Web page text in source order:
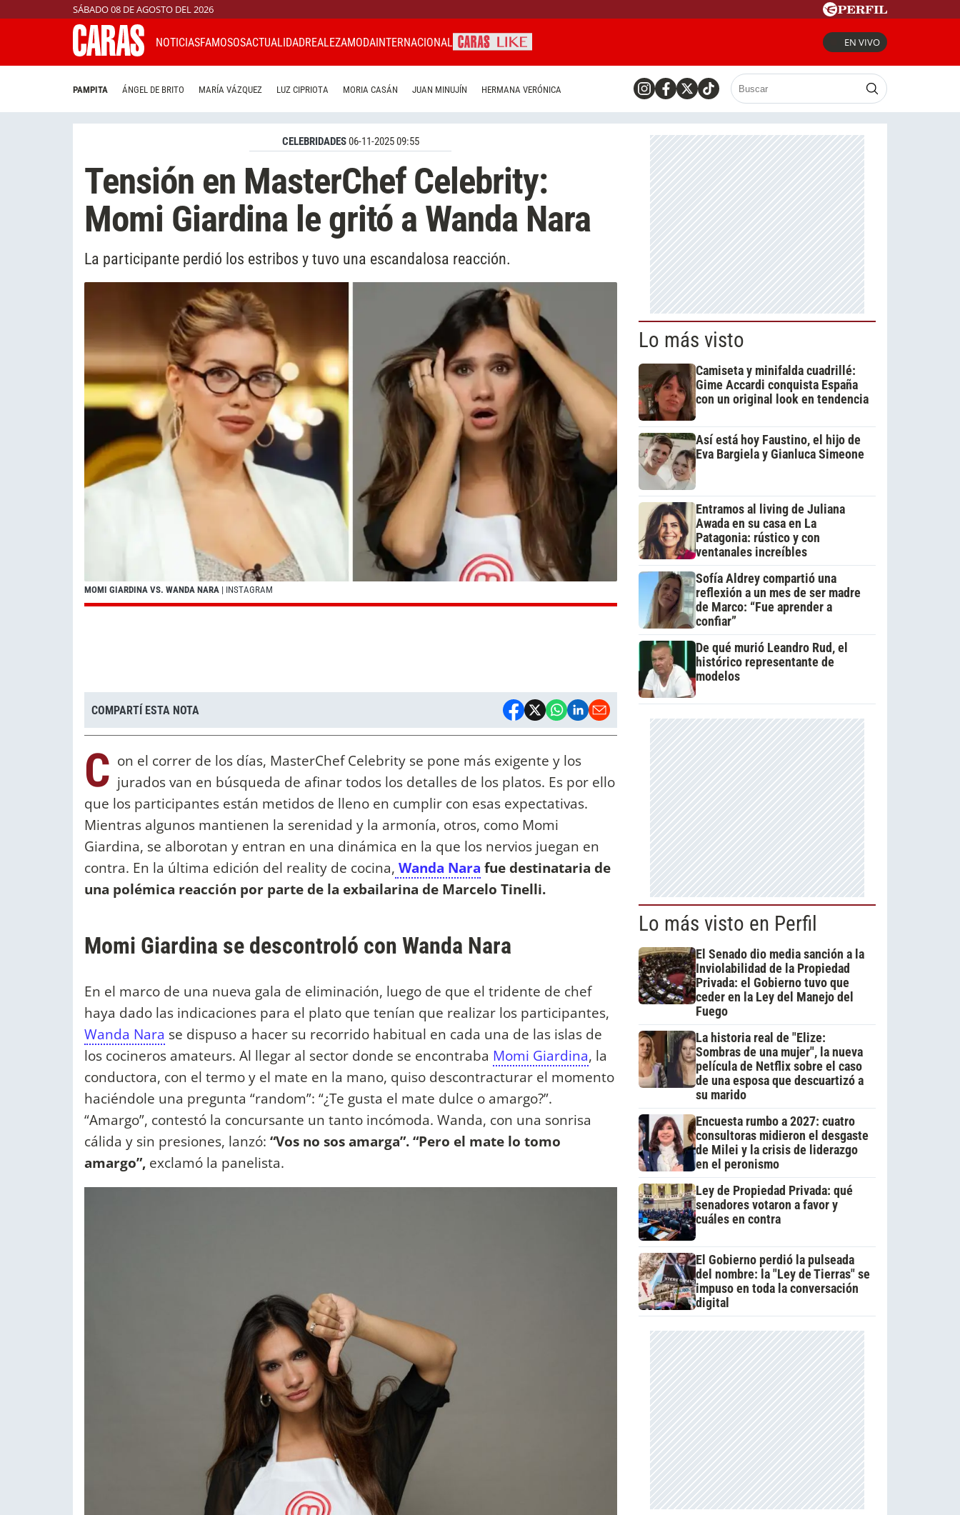
SÁBADO 08 DE AGOSTO DEL 2026
NOTICIASFAMOSOSACTUALIDADREALEZAMODAINTERNACIONAL EN VIVO
PAMPITA ÁNGEL DE BRITO MARÍA VÁZQUEZ LUZ CIPRIOTA MORIA CASÁN JUAN MINUJÍN HERMANA VERÓNICA
CELEBRIDADES06-11-2025 09:55
Tensión en MasterChef Celebrity:
Momi Giardina le gritó a Wanda Nara
La participante perdió los estribos y tuvo una escandalosa reacción.
MOMI GIARDINA VS. WANDA NARA | INSTAGRAM
COMPARTÍ ESTA NOTA
C on el correr de los días, MasterChef Celebrity se pone más exigente y los
jurados van en búsqueda de afinar todos los detalles de los platos. Es por ello
que los participantes están metidos de lleno en cumplir con esas expectativas.
Mientras algunos mantienen la serenidad y la armonía, otros, como Momi
Giardina, se alborotan y entran en una dinámica en la que los nervios juegan en
contra. En la última edición del reality de cocina, Wanda Nara fue destinataria de
una polémica reacción por parte de la exbailarina de Marcelo Tinelli.
Momi Giardina se descontroló con Wanda Nara
En el marco de una nueva gala de eliminación, luego de que el tridente de chef
haya dado las indicaciones para el plato que tenían que realizar los participantes,
Wanda Nara se dispuso a hacer su recorrido habitual en cada una de las islas de
los cocineros amateurs. Al llegar al sector donde se encontraba Momi Giardina, la
conductora, con el termo y el mate en la mano, quiso descontracturar el momento
haciéndole una pregunta “random”: “¿Te gusta el mate dulce o amargo?”.
“Amargo”, contestó la concursante un tanto incómoda. Wanda, con una sonrisa
cálida y sin presiones, lanzó: “Vos no sos amarga”. “Pero el mate lo tomo
amargo”, exclamó la panelista.
Lo más visto
Camiseta y minifalda cuadrillé:
Gime Accardi conquista España
con un original look en tendencia
Así está hoy Faustino, el hijo de
Eva Bargiela y Gianluca Simeone
Entramos al living de Juliana
Awada en su casa en La
Patagonia: rústico y con
ventanales increíbles
Sofía Aldrey compartió una
reflexión a un mes de ser madre
de Marco: “Fue aprender a
confiar”
De qué murió Leandro Rud, el
histórico representante de
modelos
Lo más visto en Perfil
El Senado dio media sanción a la
Inviolabilidad de la Propiedad
Privada: el Gobierno tuvo que
ceder en la Ley del Manejo del
Fuego
La historia real de "Elize:
Sombras de una mujer", la nueva
película de Netflix sobre el caso
de una esposa que descuartizó a
su marido
Encuesta rumbo a 2027: cuatro
consultoras midieron el desgaste
de Milei y la crisis de liderazgo
en el peronismo
Ley de Propiedad Privada: qué
senadores votaron a favor y
cuáles en contra
El Gobierno perdió la pulseada
del nombre: la "Ley de Tierras" se
impuso en toda la conversación
digital